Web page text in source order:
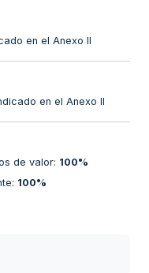
en el Anexo II
en el Anexo II
de valor: 100%
: 100%